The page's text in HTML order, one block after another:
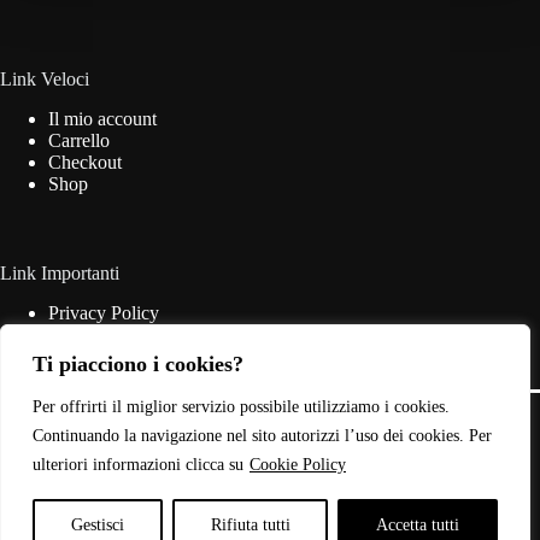
Ti piacciono i cookies?
Per offrirti il miglior servizio possibile utilizziamo i cookies.
Continuando la navigazione nel sito autorizzi l’uso dei cookies. Per
ulteriori informazioni clicca su Cookie Policy
Gestisci Rifiuta tutti Accetta tutti
pagina
prodotto
Link Veloci
Il mio account
Carrello
Checkout
Shop
Link Importanti
Privacy Policy
Termini & Condizioni
Contatti
© 2026 - Web Powered byDylog Italia S.p.A.